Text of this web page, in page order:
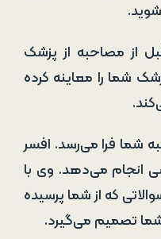
از مصاحبه از پزشک
شما را معاینه کرده
شما فرا می‌رسد. افسر
انجام می‌دهد. وی با
که از شما پرسیده
تصمیم می‌گیرد.